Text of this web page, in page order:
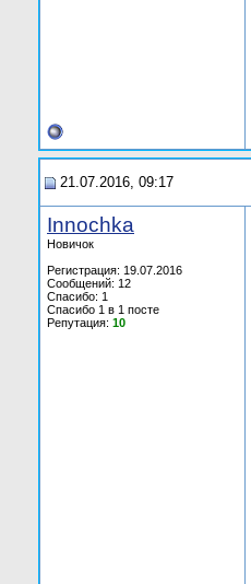
21.07.2016, 09:17
Innochka
Новичок
Регистрация: 19.07.2016
Сообщений: 12
Спасибо: 1
Спасибо 1 в 1 посте
Репутация: 10